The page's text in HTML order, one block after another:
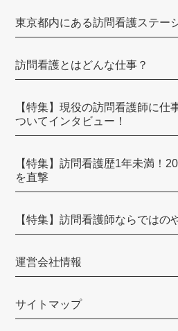
キヨタナースステーションみな
えいる訪問看護ステーション
訪問看護ステーション
バウム
さかいリハ訪問看護ステーショ
みなみ東京訪問看護ステーショ
東京都内にある訪問看護ステー
訪問看護とはどんな仕事？
【特集】現役の訪問看護師に仕
ついてインタビュー！
【特集】訪問看護歴1年未満！
を直撃
【特集】訪問看護師ならではの
運営会社情報
サイトマップ